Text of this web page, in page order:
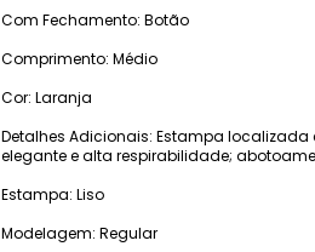
Com Fechamento: Botão
Comprimento: Médio
Cor: Laranja
Detalhes Adicionais: Estampa
elegante e alta respirabilidade;
Estampa: Liso
Modelagem: Regular